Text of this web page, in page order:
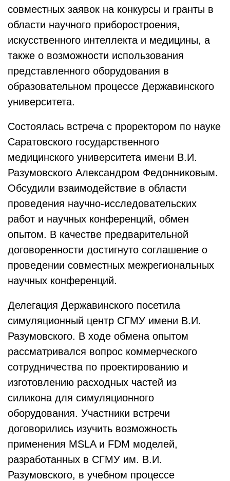
совместных заявок на конкурсы и гранты в
области научного приборостроения,
искусственного интеллекта и медицины, а
также о возможности использования
представленного оборудования в
образовательном процессе Державинского
университета.
Состоялась встреча с проректором по науке
Саратовского государственного
медицинского университета имени В.И.
Разумовского Александром Федонниковым.
Обсудили взаимодействие в области
проведения научно-исследовательских
работ и научных конференций, обмен
опытом. В качестве предварительной
договоренности достигнуто соглашение о
проведении совместных межрегиональных
научных конференций.
Делегация Державинского посетила
симуляционный центр СГМУ имени В.И.
Разумовского. В ходе обмена опытом
рассматривался вопрос коммерческого
сотрудничества по проектированию и
изготовлению расходных частей из
силикона для симуляционного
оборудования. Участники встречи
договорились изучить возможность
применения MSLA и FDM моделей,
разработанных в СГМУ им. В.И.
Разумовского, в учебном процессе